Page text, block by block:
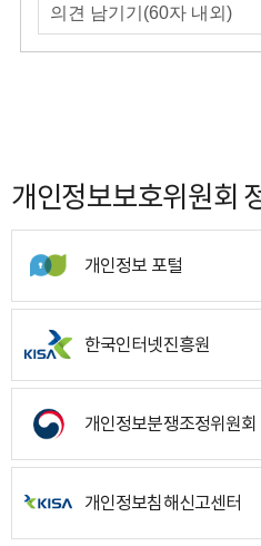
개인정보보호위원회
개인정보 포털
한국인터넷진흥원
개인정보분쟁조정위원회
개인정보침해신고센터